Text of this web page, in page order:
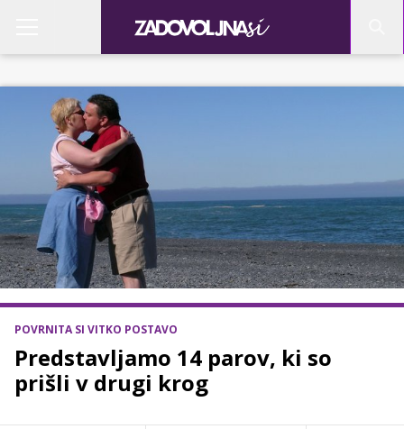
POVRNITA SI VITKO POSTAVO
Predstavljamo 14 parov, ki so
prišli v drugi krog